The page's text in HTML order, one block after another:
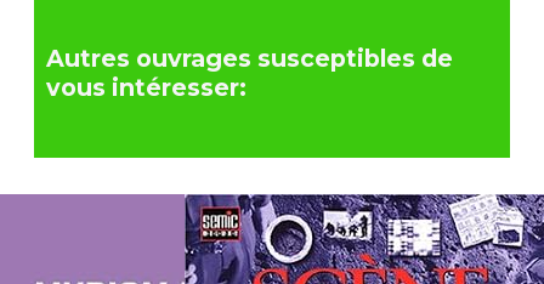
Autres ouvrages susceptibles de
vous intéresser: